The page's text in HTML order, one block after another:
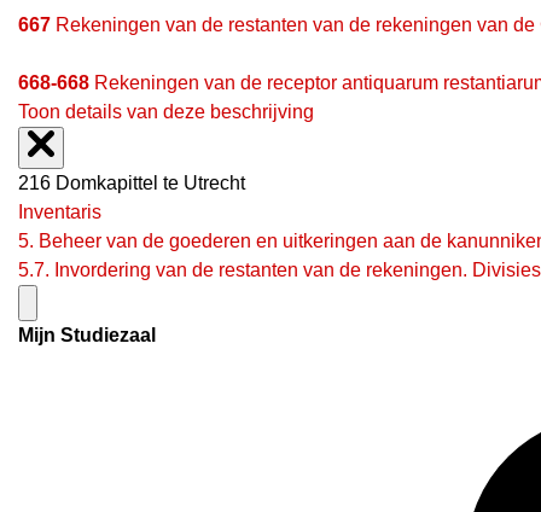
667 Rekeningen van de restanten van de rekeningen van
668-668 Rekeningen van de receptor antiquarum
Toon details van deze beschrijving
216 Domkapittel te Utrecht
Inventaris
5. Beheer van de goederen en uitkeringen aan de
5.7. Invordering van de restanten van de rekeningen.
Mijn Studiezaal